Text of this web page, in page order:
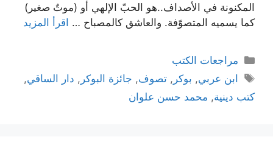
المكنونة في الأصداف..هو الحبّ الإلهي أو (موتٌ صغير)
كما يسميه المتصوّفة. والعاشق كالمصباح … اقرأ المزيد
التصنيفات
مراجعات الكتب
الوسوم
ابن عربي, بوكر ,تصوف, جائزة البوكر , دار الساقي,
كتب دينية, محمد حسن علوان